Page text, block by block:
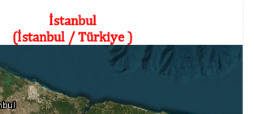
İstanbul
(İstanbul / Türkiye )